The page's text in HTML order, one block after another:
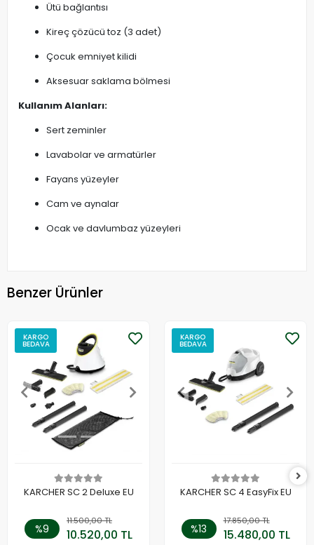
Ütü bağlantısı
Kireç çözücü toz (3 adet)
Çocuk emniyet kilidi
Aksesuar saklama bölmesi
Kullanım Alanları:
Sert zeminler
Lavabolar ve armatürler
Fayans yüzeyler
Cam ve aynalar
Ocak ve davlumbaz yüzeyleri
Benzer Ürünler
KARGO
BEDAVA
KARCHER SC 2 Deluxe EU
%9
11.500,00 TL
10.520,00 TL
KARGO
BEDAVA
KARCHER SC 4 EasyFix EU
%13
17.850,00 TL
15.480,00 TL